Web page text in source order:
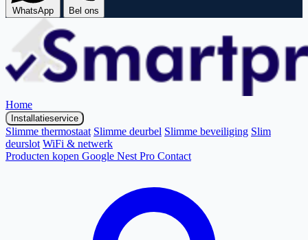
WhatsApp Bel ons
Home
Installatieservice
Slimme thermostaat Slimme deurbel Slimme beveiliging Slim
deurslot WiFi & netwerk
Producten kopen Google Nest Pro Contact